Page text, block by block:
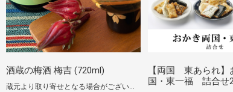
酒蔵の梅酒 梅吉 (720ml)
【両国 東あられ】
国・東一福 詰合せ